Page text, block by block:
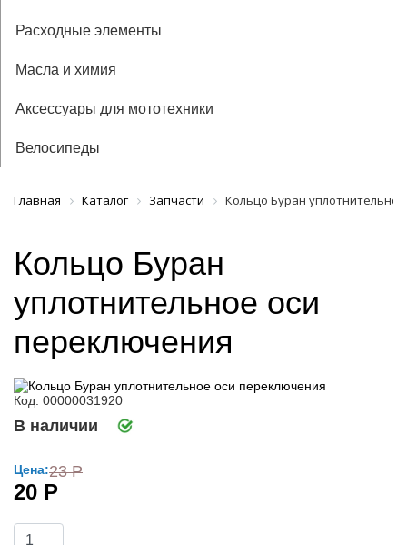
Расходные элементы
Масла и химия
Аксессуары для мототехники
Велосипеды
Главная Каталог Запчасти Кольцо Буран
Кольцо Буран
уплотнительное оси
переключения
Код: 00000031920
В наличии
Цена:23 Р
20 Р